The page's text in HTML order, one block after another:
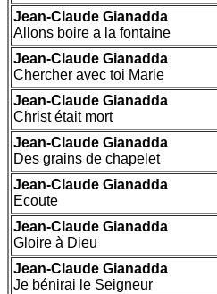
Jean-Claude Gianadda
Allons boire a la fontaine
Jean-Claude Gianadda
Chercher avec toi Marie
Jean-Claude Gianadda
Christ était mort
Jean-Claude Gianadda
Des grains de chapelet
Jean-Claude Gianadda
Ecoute
Jean-Claude Gianadda
Gloire à Dieu
Jean-Claude Gianadda
Je bénirai le Seigneur